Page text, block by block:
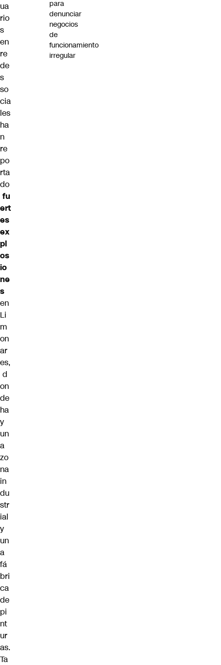
ua
rio
s
en
re
de
s
so
cia
les
ha
n
re
po
rta
do
fu
ert
es
ex
pl
os
io
ne
s
en
Li
m
on
ar
es,
d
on
de
ha
y
un
a
zo
na
in
du
str
ial
y
un
a
fá
bri
ca
de
pi
nt
ur
as.
Ta
para
denunciar
negocios
de
funcionamiento
irregular